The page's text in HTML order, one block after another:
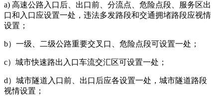
a) 高速公路入口后、出口前、分流点、危险点段、服务区出
口和入口应设置一处，违法多发路段和交通拥堵路段应视情
设置；
b）一级、二级公路重要交叉口、危险点段可设置一处；
c）城市快速路出入口车流交汇区可设置一处；
d）城市隧道入口前、出口后应各设置一处，城市隧道路段
视情设置；